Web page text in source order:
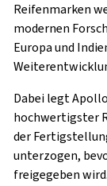
Reifenmarken
modernen
Europa und
Dabei legt
hochwertigster
der
unterzogen,
freigegeben wird.